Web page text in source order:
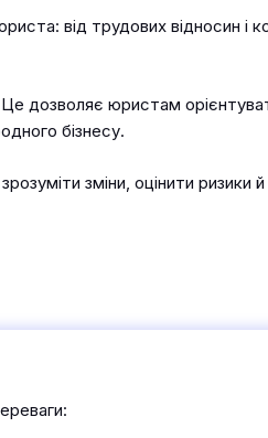
від трудових відносин і
дозволяє юристам
бізнесу.
зміни, оцінити ризики